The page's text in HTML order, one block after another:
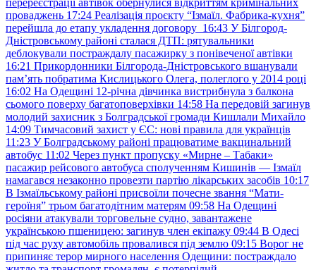
перереєстрації автівок обернулися відкриттям кримінальних
проваджень 17:24 Реалізація проєкту “Ізмаїл. Фабрика-кухня”
перейшла до етапу укладення договору 16:43 У Білгород-
Дністровському районі сталася ДТП: рятувальники
деблокували постраждалу пасажирку з понівеченої автівки
16:21 Прикордонники Білгорода-Дністровського вшанували
пам’ять побратима Кислицького Олега, полеглого у 2014 році
16:02 На Одещині 12-річна дівчинка вистрибнула з балкона
сьомого поверху багатоповерхівки 14:58 На передовій загинув
молодий захисник з Болградської громади Кишлали Михайло
14:09 Тимчасовий захист у ЄС: нові правила для українців
11:23 У Болградському районі працюватиме вакцинальний
автобус 11:02 Через пункт пропуску «Мирне – Табаки»
пасажир рейсового автобуса сполученням Кишинів — Ізмаїл
намагався незаконно провезти партію лікарських засобів 10:17
В Ізмаїльському районі присвоїли почесне звання “Мати-
героїня” трьом багатодітним матерям 09:58 На Одещині
росіяни атакували торговельне судно, завантажене
українською пшеницею: загинув член екіпажу 09:44 В Одесі
під час руху автомобіль провалився під землю 09:15 Ворог не
припиняє терор мирного населення Одещини: постраждало